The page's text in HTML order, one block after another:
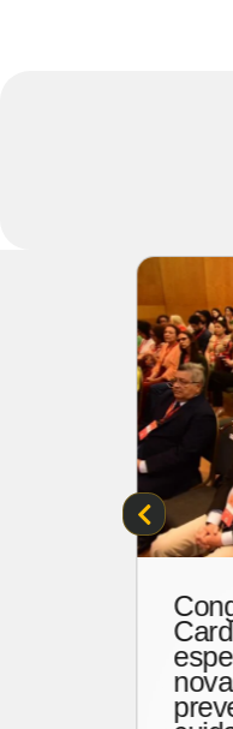
para
O